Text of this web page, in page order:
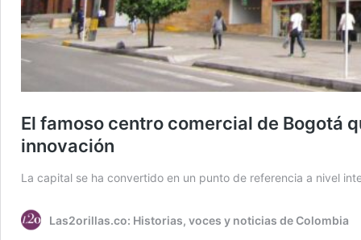
El famoso centro comercial de Bogotá
innovación
La capital se ha convertido en un punto de referencia a nivel
Las2orillas.co: Historias, voces y noticias de Colombia